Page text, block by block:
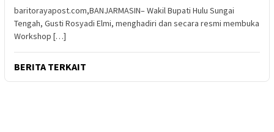
baritorayapost.com,BANJARMASIN– Wakil Bupati Hulu Sungai
Tengah, Gusti Rosyadi Elmi, menghadiri dan secara resmi membuka
Workshop […]
BERITA TERKAIT